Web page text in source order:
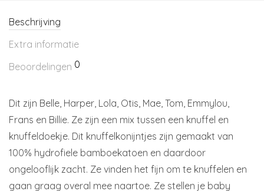
Beschrijving
Extra informatie
Beoordelingen 0
Dit zijn Belle, Harper, Lola, Otis, Mae, Tom, Emmylou,
Frans en Billie. Ze zijn een mix tussen een knuffel en
knuffeldoekje. Dit knuffelkonijntjes zijn gemaakt van
100% hydrofiele bamboekatoen en daardoor
ongelooflijk zacht. Ze vinden het fijn om te knuffelen en
gaan graag overal mee naartoe. Ze stellen je baby